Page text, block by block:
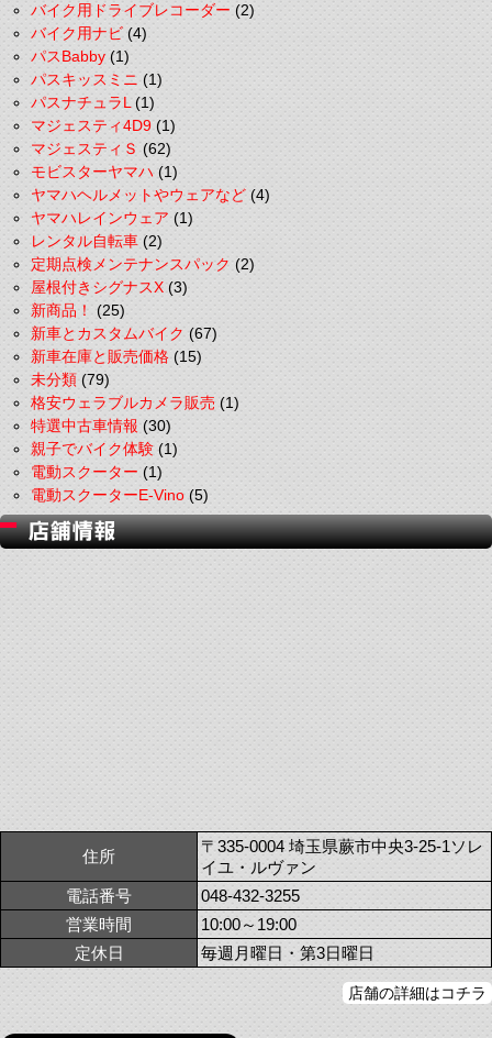
バイク用ドライブレコーダー(2)
バイク用ナビ(4)
パスBabby(1)
パスキッスミニ(1)
パスナチュラL(1)
マジェスティ4D9(1)
マジェスティＳ(62)
モビスターヤマハ(1)
ヤマハヘルメットやウェアなど(4)
ヤマハレインウェア(1)
レンタル自転車(2)
定期点検メンテナンスパック(2)
屋根付きシグナスX(3)
新商品！(25)
新車とカスタムバイク(67)
新車在庫と販売価格(15)
未分類(79)
格安ウェラブルカメラ販売(1)
特選中古車情報(30)
親子でバイク体験(1)
電動スクーター(1)
電動スクーターE-Vino(5)
住所
〒335-0004 埼玉県蕨市中央3-25-1ソレ
イユ・ルヴァン
電話番号
048-432-3255
営業時間
10:00～19:00
定休日
毎週月曜日・第3日曜日
店舗の詳細はコチラ